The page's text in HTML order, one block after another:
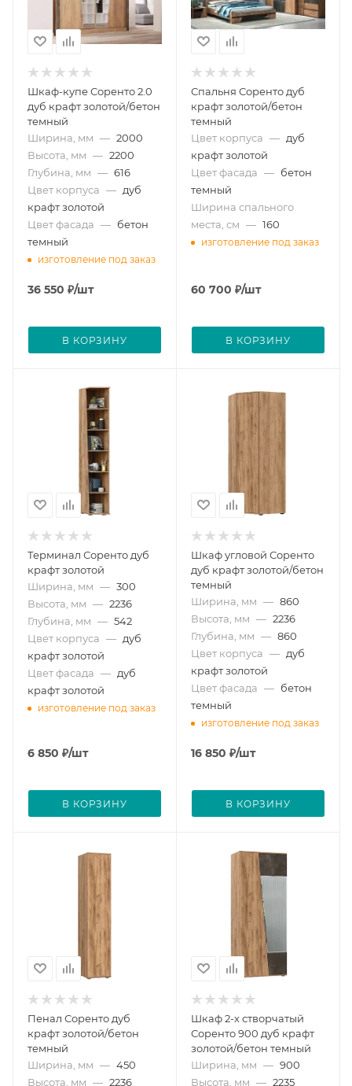
Шкаф-купе Соренто 2.0
дуб крафт золотой/бетон
темный
Ширина, мм — 2000
Высота, мм — 2200
Глубина, мм — 616
Цвет корпуса — дуб
крафт золотой
Цвет фасада — бетон
темный
изготовление под заказ
36 550 ₽/шт
В КОРЗИНУ
Спальня Соренто дуб
крафт золотой/бетон
темный
Цвет корпуса — дуб
крафт золотой
Цвет фасада — бетон
темный
Ширина спального
места, см — 160
изготовление под заказ
60 700 ₽/шт
В КОРЗИНУ
Терминал Соренто дуб
крафт золотой
Ширина, мм — 300
Высота, мм — 2236
Глубина, мм — 542
Цвет корпуса — дуб
крафт золотой
Цвет фасада — дуб
крафт золотой
изготовление под заказ
6 850 ₽/шт
В КОРЗИНУ
Шкаф угловой Соренто
дуб крафт золотой/бетон
темный
Ширина, мм — 860
Высота, мм — 2236
Глубина, мм — 860
Цвет корпуса — дуб
крафт золотой
Цвет фасада — бетон
темный
изготовление под заказ
16 850 ₽/шт
В КОРЗИНУ
Пенал Соренто дуб
крафт золотой/бетон
темный
Ширина, мм — 450
Высота, мм — 2236
Шкаф 2-х створчатый
Соренто 900 дуб крафт
золотой/бетон темный
Ширина, мм — 900
Высота, мм — 2235